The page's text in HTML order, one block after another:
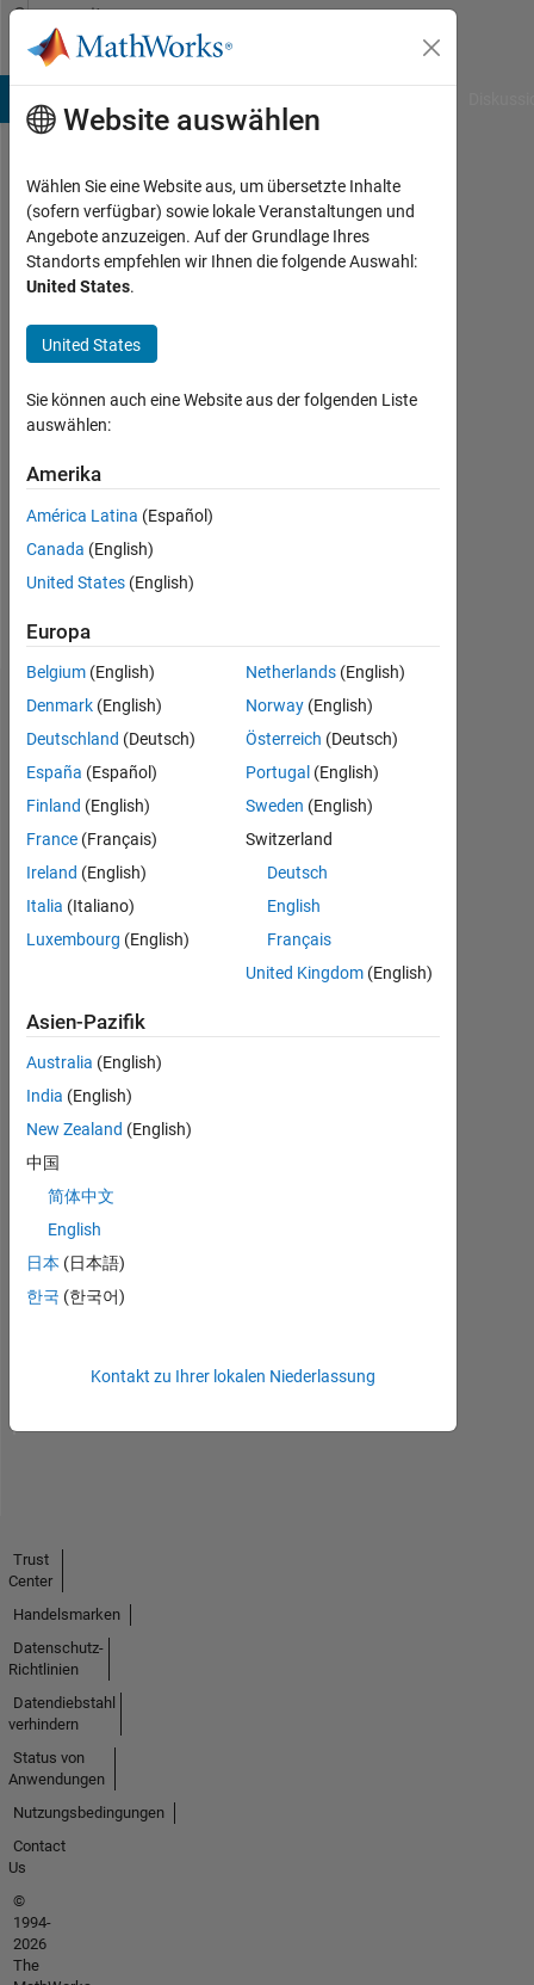
Weiter zum Inhalt
Community
Profile
Simon
Howest
Aktiv
2011
Followers:
Following:
0
Follow
Empfehlungen
Please
login
to
endorse
this
in
a
No
received
Website auswählen
Wählen Sie eine Website aus, um übersetzte Inhalte
(sofern verfügbar) sowie lokale Veranstaltungen und
Angebote anzuzeigen. Auf der Grundlage Ihres
Standorts empfehlen wir Ihnen die folgende Auswahl:
United States.
United States
Sie können auch eine Website aus der folgenden Liste
auswählen:
Amerika
América Latina (Español)
Canada (English)
United States (English)
Europa
Belgium (English)
Denmark (English)
Deutschland (Deutsch)
España (Español)
Finland (English)
France (Français)
Ireland (English)
Italia (Italiano)
Luxembourg (English)
Netherlands (English)
Norway (English)
Österreich (Deutsch)
Portugal (English)
Sweden (English)
Switzerland
Deutsch
English
Français
United Kingdom (English)
Asien-Pazifik
Australia (English)
India (English)
New Zealand (English)
中国
简体中文
English
日本 (日本語)
한국 (한국어)
Kontakt zu Ihrer lokalen Niederlassung
Trust
Center
Handelsmarken
Datenschutz-
Richtlinien
Datendiebstahl
verhindern
Status von
Anwendungen
Nutzungsbedingungen
Contact
Us
©
1994-
2026
The